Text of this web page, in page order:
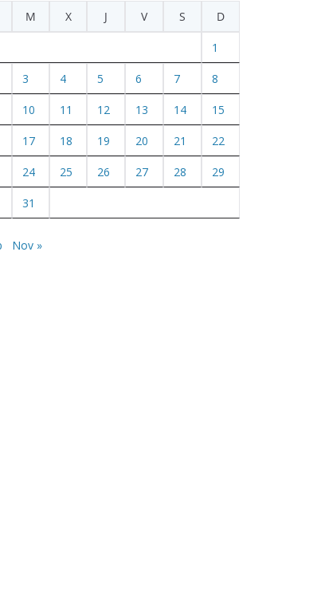
M X J V S D
1
3 4 5 6 7 8
10 11 12 13 14 15
17 18 19 20 21 22
24 25 26 27 28 29
31
Nov »